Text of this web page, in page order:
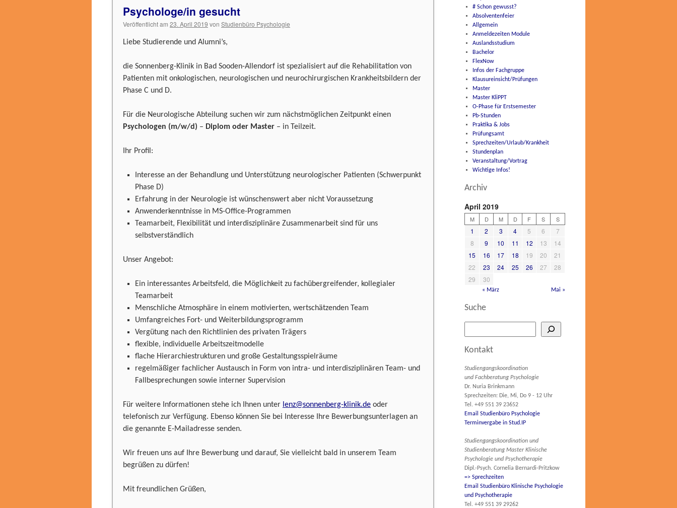
Psychologe/in gesucht
Veröffentlicht am 23. April 2019 von Studienbüro Psychologie
Liebe Studierende und Alumni’s,
die Sonnenberg-Klinik in Bad Sooden-Allendorf ist spezialisiert auf die Rehabilitation von
Patienten mit onkologischen, neurologischen und neurochirurgischen Krankheitsbildern der
Phase C und D.
Für die Neurologische Abteilung suchen wir zum nächstmöglichen Zeitpunkt einen
Psychologen (m/w/d) – Diplom oder Master – in Teilzeit.
Ihr Profil:
Interesse an der Behandlung und Unterstützung neurologischer Patienten (Schwerpunkt
Phase D)
Erfahrung in der Neurologie ist wünschenswert aber nicht Voraussetzung
Anwenderkenntnisse in MS-Office-Programmen
Teamarbeit, Flexibilität und interdisziplinäre Zusammenarbeit sind für uns
selbstverständlich
Unser Angebot:
Ein interessantes Arbeitsfeld, die Möglichkeit zu fachübergreifender, kollegialer
Teamarbeit
Menschliche Atmosphäre in einem motivierten, wertschätzenden Team
Umfangreiches Fort- und Weiterbildungsprogramm
Vergütung nach den Richtlinien des privaten Trägers
flexible, individuelle Arbeitszeitmodelle
flache Hierarchiestrukturen und große Gestaltungsspielräume
regelmäßiger fachlicher Austausch in Form von intra- und interdisziplinären Team- und
Fallbesprechungen sowie interner Supervision
Für weitere Informationen stehe ich Ihnen unter lenz@sonnenberg-klinik.de oder
telefonisch zur Verfügung. Ebenso können Sie bei Interesse Ihre Bewerbungsunterlagen an
die genannte E-Mailadresse senden.
Wir freuen uns auf Ihre Bewerbung und darauf, Sie vielleicht bald in unserem Team
begrüßen zu dürfen!
Mit freundlichen Grüßen,
# Schon gewusst?
Absolventenfeier
Allgemein
Anmeldezeiten Module
Auslandsstudium
Bachelor
FlexNow
Infos der Fachgruppe
Klausureinsicht/Prüfungen
Master
Master KliPPT
O-Phase für Erstsemester
Pb-Stunden
Praktika & Jobs
Prüfungsamt
Sprechzeiten/Urlaub/Krankheit
Stundenplan
Veranstaltung/Vortrag
Wichtige Infos!
Archiv
April 2019
M D M D F S S
1 2 3 4 5 6
7
8
9 10 11 12 13
14
15
16 17 18 19 20
21
22
23 24 25 26 27
28
29
30
« März Mai »
Suche
Kontakt
Studiengangskoordination
und Fachberatung Psychologie
Dr. Nuria Brinkmann
Sprechzeiten: Die, Mi, Do 9 - 12 Uhr
Tel. +49 551 39 23652
Email Studienbüro Psychologie
Terminvergabe in Stud.IP
Studiengangskoordination und
Studienberatung Master Klinische
Psychologie und Psychotherapie
Dipl.-Psych. Cornelia Bernardi-Pritzkow
=> Sprechzeiten
Email Studienbüro Klinische Psychologie
und Psychotherapie
Tel. +49 551 39 29262